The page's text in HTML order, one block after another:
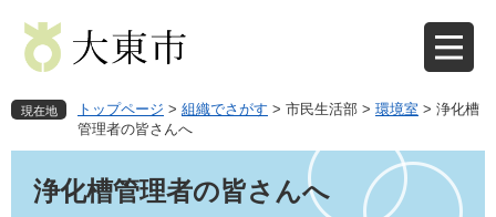
先
で
を
ば
現在地 トップページ > 組織でさがす > 市民生活部 > 環境室 > 浄化槽
管理者の皆さんへ
浄化槽管理者の皆さんへ